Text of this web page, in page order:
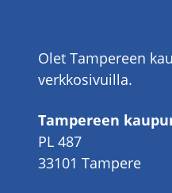
Olet Tampereen
verkkosivuilla.
Tampereen
PL 487
33101 Tampere